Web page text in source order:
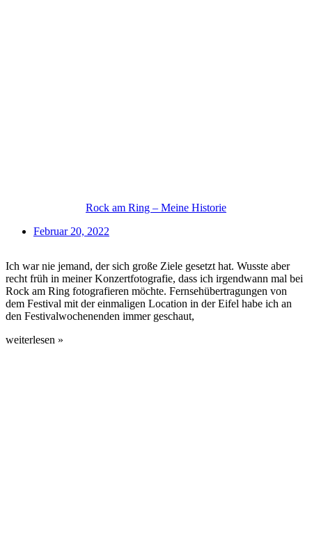
Rock am Ring – Meine Historie
Februar 20, 2022
Ich war nie jemand, der sich große Ziele gesetzt hat. Wusste aber
recht früh in meiner Konzertfotografie, dass ich irgendwann mal bei
Rock am Ring fotografieren möchte. Fernsehübertragungen von
dem Festival mit der einmaligen Location in der Eifel habe ich an
den Festivalwochenenden immer geschaut,
weiterlesen »